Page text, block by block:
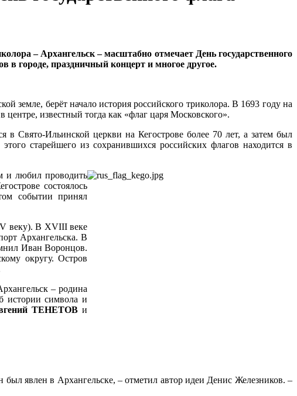
– Архангельск – масштабно отмечает День государственного
городе, праздничный концерт и многое другое.
земле, берёт начало история российского триколора. В 1693 году на
известный тогда как «флаг царя Московского».
Свято-Ильинской церкви на Кегострове более 70 лет, а затем был
старейшего из сохранившихся российских флагов находится в
и любил проводить
состоялось
событии принял
веку). В XVIII веке
Архангельска. В
Иван Воронцов.
округу. Остров
– родина
истории символа и
ТЕНЕТОВ и
явлен в Архангельске, – отметил автор идеи Денис Железников. –